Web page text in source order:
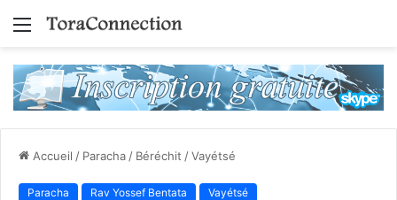
Menu
Accueil / Paracha / Béréchit /Vayétsé
Paracha Rav Yossef Bentata Vayétsé